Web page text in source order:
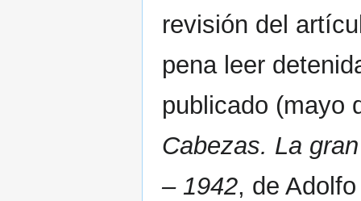
revisión del
pena leer
publicado (mayo
Cabezas. La
– 1942, de